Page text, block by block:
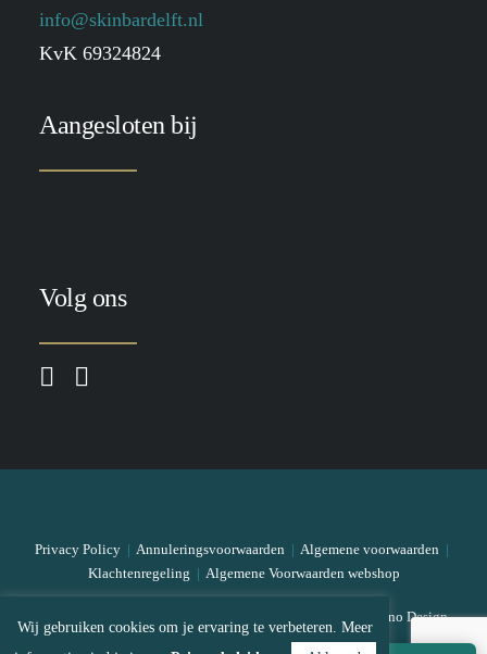
info@skinbardelft.nl
KvK 69324824
Aangesloten bij
Volg ons
Privacy Policy | Annuleringsvoorwaarden | Algemene voorwaarden |
Klachtenregeling | Algemene Voorwaarden webshop
Designed by Mono Design
Wij gebruiken cookies om je ervaring te verbeteren. Meer